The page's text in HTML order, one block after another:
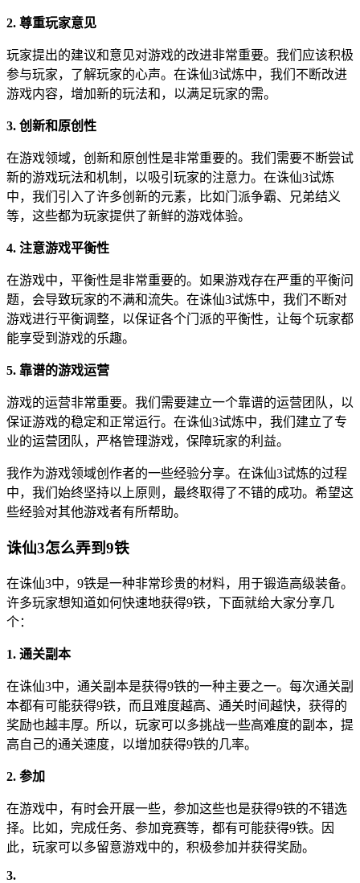
2. 尊重玩家意见
玩家提出的建议和意见对游戏的改进非常重要。我们应该积极
参与玩家，了解玩家的心声。在诛仙3试炼中，我们不断改进
游戏内容，增加新的玩法和，以满足玩家的需。
3. 创新和原创性
在游戏领域，创新和原创性是非常重要的。我们需要不断尝试
新的游戏玩法和机制，以吸引玩家的注意力。在诛仙3试炼
中，我们引入了许多创新的元素，比如门派争霸、兄弟结义
等，这些都为玩家提供了新鲜的游戏体验。
4. 注意游戏平衡性
在游戏中，平衡性是非常重要的。如果游戏存在严重的平衡问
题，会导致玩家的不满和流失。在诛仙3试炼中，我们不断对
游戏进行平衡调整，以保证各个门派的平衡性，让每个玩家都
能享受到游戏的乐趣。
5. 靠谱的游戏运营
游戏的运营非常重要。我们需要建立一个靠谱的运营团队，以
保证游戏的稳定和正常运行。在诛仙3试炼中，我们建立了专
业的运营团队，严格管理游戏，保障玩家的利益。
我作为游戏领域创作者的一些经验分享。在诛仙3试炼的过程
中，我们始终坚持以上原则，最终取得了不错的成功。希望这
些经验对其他游戏者有所帮助。
诛仙3怎么弄到9铁
在诛仙3中，9铁是一种非常珍贵的材料，用于锻造高级装备。
许多玩家想知道如何快速地获得9铁，下面就给大家分享几
个：
1. 通关副本
在诛仙3中，通关副本是获得9铁的一种主要之一。每次通关副
本都有可能获得9铁，而且难度越高、通关时间越快，获得的
奖励也越丰厚。所以，玩家可以多挑战一些高难度的副本，提
高自己的通关速度，以增加获得9铁的几率。
2. 参加
在游戏中，有时会开展一些，参加这些也是获得9铁的不错选
择。比如，完成任务、参加竞赛等，都有可能获得9铁。因
此，玩家可以多留意游戏中的，积极参加并获得奖励。
3.